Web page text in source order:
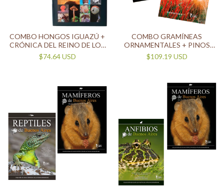
COMBO HONGOS IGUAZÚ +
CRÓNICA DEL REINO DE LOS
HONGOS
$74.64 USD
COMBO GRAMÍNEAS
ORNAMENTALES + PINOS
ORNAMENTALES
$109.19 USD